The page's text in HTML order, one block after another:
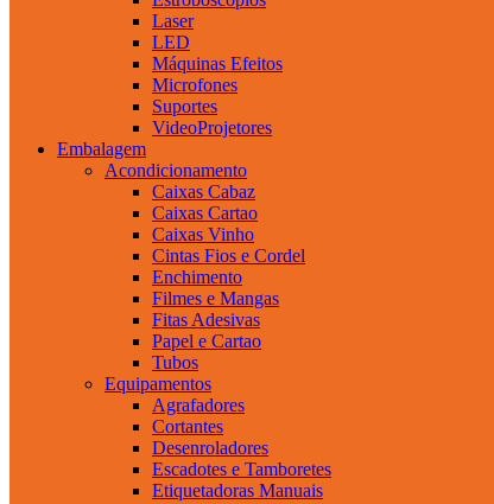
Laser
LED
Máquinas Efeitos
Microfones
Suportes
VideoProjetores
Embalagem
Acondicionamento
Caixas Cabaz
Caixas Cartao
Caixas Vinho
Cintas Fios e Cordel
Enchimento
Filmes e Mangas
Fitas Adesivas
Papel e Cartao
Tubos
Equipamentos
Agrafadores
Cortantes
Desenroladores
Escadotes e Tamboretes
Etiquetadoras Manuais